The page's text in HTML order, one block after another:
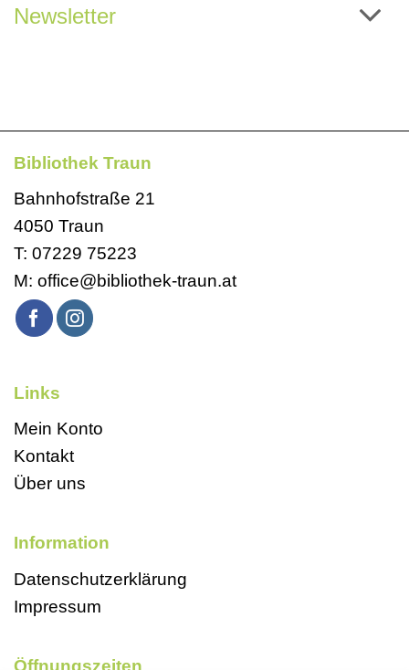
Newsletter
Bibliothek Traun
Bahnhofstraße 21
4050 Traun
T: 07229 75223
M: office@bibliothek-traun.at
Links
Mein Konto
Kontakt
Über uns
Information
Datenschutzerklärung
Impressum
Öffnungszeiten